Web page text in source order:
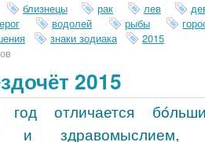
близнецы рак лев
водолей рыбы
знаки зодиака
2015
2015
отличается
и здравомыслием,